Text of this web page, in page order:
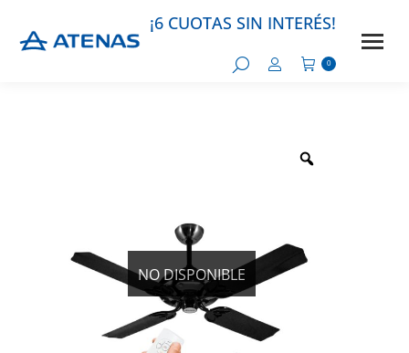
¡6 CUOTAS SIN INTERÉS!
0
NO DISPONIBLE
NO DISPONIBLE